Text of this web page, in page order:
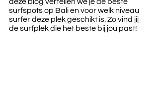
surfspots op Bali en voor welk niveau
surfer deze plek geschikt is. Zo vind jij
de surfplek die het beste bij jou past!